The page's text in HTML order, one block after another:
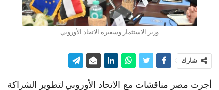
وزير الاستثمار وسفيرة الاتحاد الأوروبي
شارك
أجرت مصر مناقشات مع الاتحاد الأوروبي لتطوير الشراكة